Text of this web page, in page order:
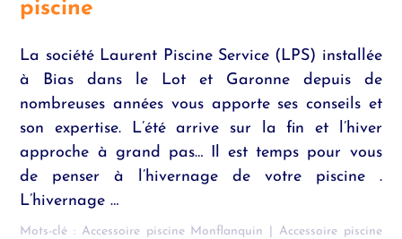
piscine
La société Laurent Piscine Service (LPS) installée
à Bias dans le Lot et Garonne depuis de
nombreuses années vous apporte ses conseils et
son expertise. L’été arrive sur la fin et l’hiver
approche à grand pas… Il est temps pour vous
de penser à l’hivernage de votre piscine .
L’hivernage …
Mots-clé : Accessoire piscine Monflanquin
Accessoire piscine